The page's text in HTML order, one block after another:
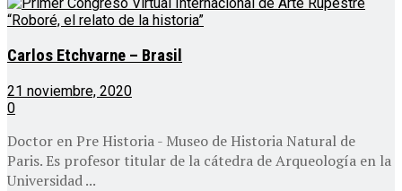
Carlos Etchvarne – Brasil
21 noviembre, 2020
0
Doctor en Pre Historia - Museo de Historia Natural de
Paris. Es profesor titular de la cátedra de Arqueología en la
Universidad ...